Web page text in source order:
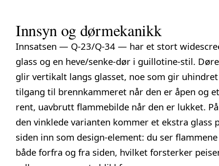
Innsyn og dørmekanikk
Innsatsen — Q-23/Q-34 — har et stort
glass og en heve/senke-dør i guillotine-stil.
glir vertikalt langs glasset, noe som gir uhindret
tilgang til brennkammeret når den er åpen og et
rent, uavbrutt flammebilde når den er lukket. På
den vinklede varianten kommer et ekstra glass
siden inn som design-element: du ser flammene
både forfra og fra siden, hvilket forsterker